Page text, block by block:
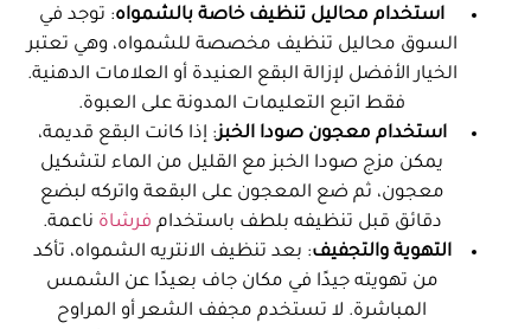
استخدام محاليل تنظيف خاصة بالشمواه: توجد في
السوق محاليل تنظيف مخصصة للشمواه، وهي تعتبر
الخيار الأفضل لإزالة البقع العنيدة أو العلامات الدهنية.
فقط اتبع التعليمات المدونة على العبوة.
استخدام معجون صودا الخبز: إذا كانت البقع قديمة،
يمكن مزج صودا الخبز مع القليل من الماء لتشكيل
معجون، ثم ضع المعجون على البقعة واتركه لبضع
دقائق قبل تنظيفه بلطف باستخدام فرشاة ناعمة.
التهوية والتجفيف: بعد تنظيف الانتريه الشمواه، تأكد
من تهويته جيدًا في مكان جاف بعيدًا عن الشمس
المباشرة. لا تستخدم مجفف الشعر أو المراوح